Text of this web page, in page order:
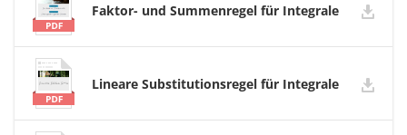
Faktor- und Summenregel für Integrale
Lineare Substitutionsregel für Integrale